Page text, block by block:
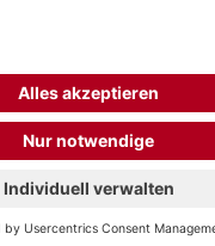
Geschäftsbedingungen